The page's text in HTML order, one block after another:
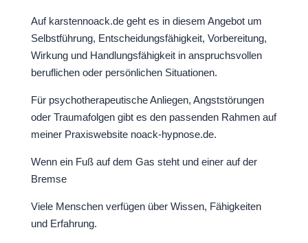
Auf karstennoack.de geht es in diesem Angebot um
Selbstführung, Entscheidungsfähigkeit, Vorbereitung,
Wirkung und Handlungsfähigkeit in anspruchsvollen
beruflichen oder persönlichen Situationen.
Für psychotherapeutische Anliegen, Angststörungen
oder Traumafolgen gibt es den passenden Rahmen auf
meiner Praxiswebsite noack-hypnose.de.
Wenn ein Fuß auf dem Gas steht und einer auf der
Bremse
Viele Menschen verfügen über Wissen, Fähigkeiten
und Erfahrung.